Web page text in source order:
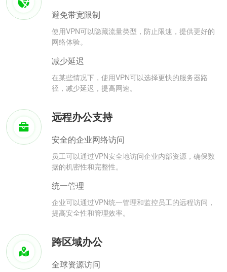
避免带宽限制
使用VPN可以隐藏流量类型，防止限速，提供更好的
网络体验。
减少延迟
在某些情况下，使用VPN可以选择更快的服务器路
径，减少延迟，提高网速。
远程办公支持
安全的企业网络访问
员工可以通过VPN安全地访问企业内部资源，确保数
据的机密性和完整性。
统一管理
企业可以通过VPN统一管理和监控员工的远程访问，
提高安全性和管理效率。
跨区域办公
全球资源访问